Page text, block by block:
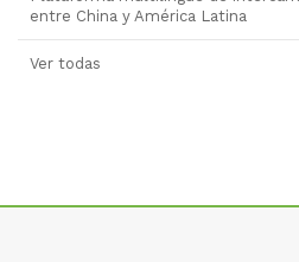
entre China y América Latina
Ver todas